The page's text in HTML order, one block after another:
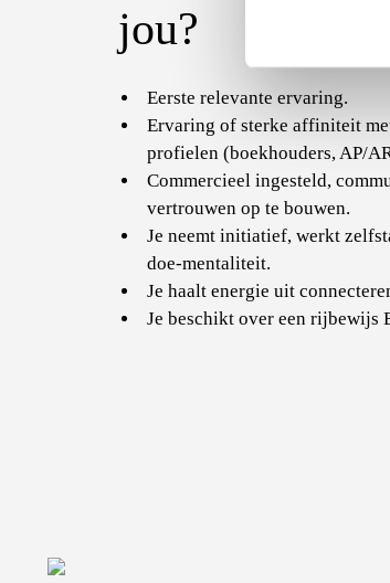
jou?
Eerste relevante ervaring.
Ervaring of sterke affiniteit
profielen (boekhouders, AP/
Commercieel ingesteld,
vertrouwen op te bouwen.
Je neemt initiatief, werkt
doe-mentaliteit.
Je haalt energie uit
Je beschikt over een rijbewijs